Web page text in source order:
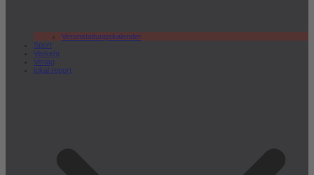
Veranstaltungskalender
Sport
Verkehr
Verlag
lokal.report